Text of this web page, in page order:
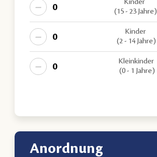
−
Kinder
(15 - 23 Jahre)
−
Kinder
(2 - 14 Jahre)
−
Kleinkinder
(0 - 1 Jahre)
Anordnung